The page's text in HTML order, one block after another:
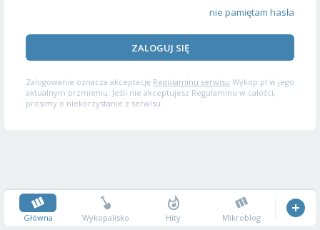
nie pamiętam hasła
ZALOGUJ SIĘ
Zalogowanie oznacza akceptację Regulaminu serwisu Wykop.pl w jego
aktualnym brzmieniu. Jeśli nie akceptujesz Regulaminu w całości,
prosimy o niekorzystanie z serwisu.
Główna Wykopalisko Hity Mikroblog